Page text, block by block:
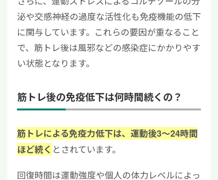
泌や交感神経の過度な活性化も免疫機能の低下
に関与しています。これらの要因が重なること
で、筋トレ後は風邪などの感染症にかかりやす
い状態となります。
筋トレ後の免疫低下は何時間続くの？
筋トレによる免疫力低下は、運動後3～24時間
ほど続く とされています。
回復時間は運動強度や個人の体力レベルによっ